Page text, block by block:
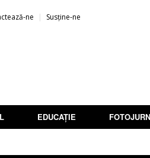
ne Susține-ne
EDUCAȚIE